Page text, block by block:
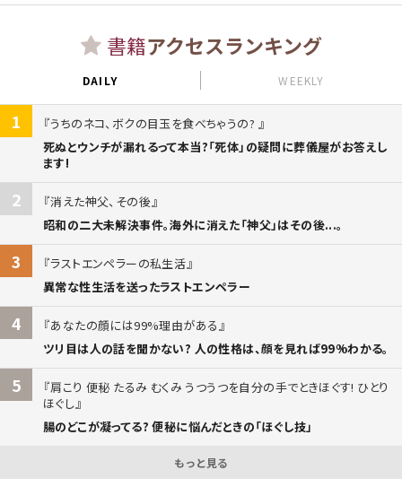
書籍アクセスランキング
DAILY WEEKLY
1
うちのネコ、ボクの目玉を食べちゃうの?
死ぬとウンチが漏れるって本当?「死体」の疑問に葬儀屋がお答えし
ます!
2
消えた神父、その後
昭和の二大未解決事件。海外に消えた「神父」はその後...。
3
ラストエンペラーの私生活
異常な性生活を送ったラストエンペラー
4
あなたの顔には99%理由がある
ツリ目は人の話を聞かない? 人の性格は、顔を見れば99%わかる。
5
肩こり 便秘 たるみ むくみ うつうつを自分の手でときほぐす! ひとり
ほぐし
腸のどこが凝ってる? 便秘に悩んだときの「ほぐし技」
もっと見る